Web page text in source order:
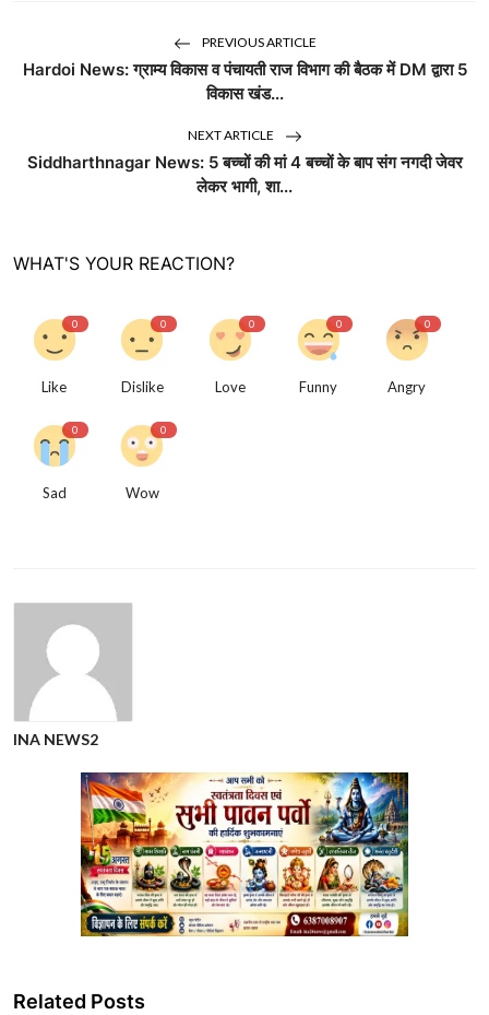
PREVIOUS ARTICLE
Hardoi News: ग्राम्य विकास व पंचायती राज विभाग की बैठक में DM द्वारा 5
विकास खंड...
NEXT ARTICLE
Siddharthnagar News: 5 बच्चों की मां 4 बच्चों के बाप संग नगदी जेवर
लेकर भागी, शा...
WHAT'S YOUR REACTION?
0
Like
0
Dislike
0
Love
0
Funny
0
Angry
0
Sad
0
Wow
INA NEWS2
Related Posts